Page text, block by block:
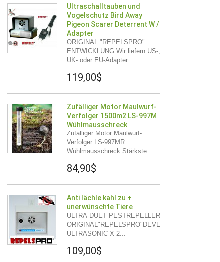
Ultraschalltauben und
Vogelschutz Bird Away
Pigeon Scarer Deterrent W /
Adapter
ORIGINAL "REPELSPRO"
ENTWICKLUNG Wir liefern US-,
UK- oder EU-Adapter...
119,00$
Zufälliger Motor Maulwurf-
Verfolger 1500m2 LS-997M
Wühlmausschreck
Zufälliger Motor Maulwurf-
Verfolger LS-997MR
Wühlmausschreck Stärkste...
84,90$
Anti lächle kahl zu +
unerwünschte Tiere
ULTRA-DUET PESTREPELLER
ORIGINAL"REPELSPRO"DEVELOPMENT
ULTRASONIC X 2...
109,00$